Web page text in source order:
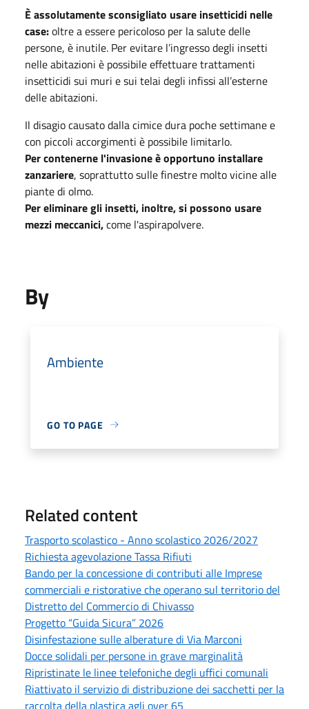
È assolutamente sconsigliato usare insetticidi nelle
case:oltre a essere pericoloso per la salute delle
persone, è inutile. Per evitare l’ingresso degli insetti
nelle abitazioni è possibile effettuare trattamenti
insetticidi sui muri e sui telai degli infissi all’esterne
delle abitazioni.
Il disagio causato dalla cimice dura poche settimane e
con piccoli accorgimenti è possibile limitarlo.
Per contenerne l'invasione è opportuno installare
zanzariere, soprattutto sulle finestre molto vicine alle
piante di olmo.
Per eliminare gli insetti, inoltre, si possono usare
mezzi meccanici,come l'aspirapolvere.
By
Ambiente
GO TO PAGE
Related content
Trasporto scolastico - Anno scolastico 2026/2027
Richiesta agevolazione Tassa Rifiuti
Bando per la concessione di contributi alle Imprese
commerciali e ristorative che operano sul territorio del
Distretto del Commercio di Chivasso
Progetto “Guida Sicura” 2026
Disinfestazione sulle alberature di Via Marconi
Docce solidali per persone in grave marginalità
Ripristinate le linee telefoniche degli uffici comunali
Riattivato il servizio di distribuzione dei sacchetti per la
raccolta della plastica agli over 65